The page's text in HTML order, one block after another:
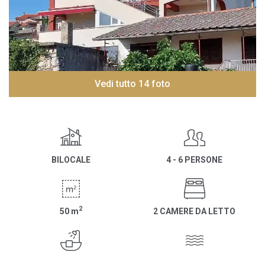
Vedi tutto 14 foto
BILOCALE 4 - 6 PERSONE
50 m2 2 CAMERE DA LETTO